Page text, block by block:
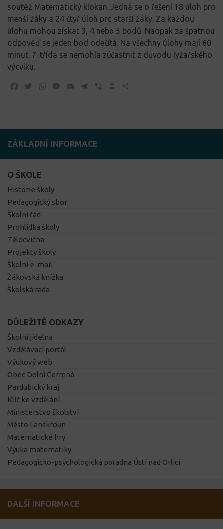
soutěž Matematický klokan.
Jedná se o řešení 18 úloh pro
menší žáky a 24 čtyř úloh pro starší žáky. Za každou
úlohu mohou získat 3, 4 nebo 5 bodů. Naopak za špatnou
odpověď se jeden bod odečítá. Na všechny úlohy mají 60
minut. 7. třída se nemohla zúčastnit z důvodu lyžařského
výcviku.
Facebook
TwitterWhatsApp
Messenger
Email Telegram
Viber Print
ZÁKLADNÍ INFORMACE
O ŠKOLE
Historie školy
Pedagogický sbor
Školní řád
Prohlídka školy
Tělocvična
Projekty školy
Školní e-mail
Žákovská knížka
Školská rada
DŮLEŽITÉ ODKAZY
Školní jídelna
Vzdělávací portál
Výukový web
Obec Dolní Čermná
Pardubický kraj
Klíč ke vzdělání
Ministerstvo školství
Město Lanškroun
Matematické hry
Výuka matematiky
Pedagogicko-psychologická poradna Ústí nad Orlicí
DALŠÍ INFORMACE